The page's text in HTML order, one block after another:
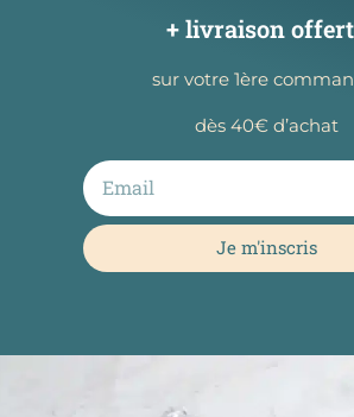
+ livraison
sur votre 1ère
dès 40€ d’achat
Je m'inscris